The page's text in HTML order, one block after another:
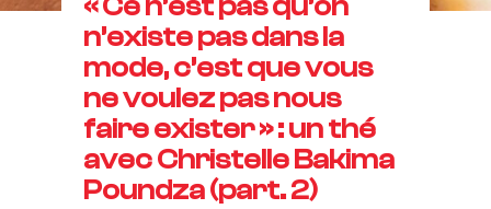
« Ce n’est pas qu’on
n’existe pas dans la
mode, c’est que vous
ne voulez pas nous
faire exister » : un thé
avec Christelle Bakima
Poundza (part. 2)